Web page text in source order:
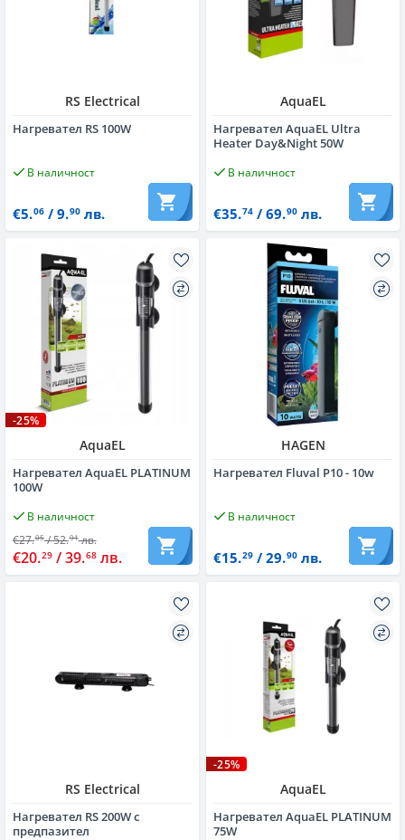
RS Electrical
Нагревател RS 100W
В наличност
€5.06/ 9.90лв.
AquaEL
Нагревател AquaEL Ultra
Heater Day&Night 50W
В наличност
€35.74/ 69.90лв.
-25%
AquaEL
Нагревател AquaEL PLATINUM
100W
В наличност
€27.05/ 52.91лв.
€20.29 / 39.68 лв.
HAGEN
Нагревател Fluval P10 - 10w
В наличност
€15.29/ 29.90лв.
RS Electrical
Нагревател RS 200W с
предпазител
-25%
AquaEL
Нагревател AquaEL PLATINUM
75W